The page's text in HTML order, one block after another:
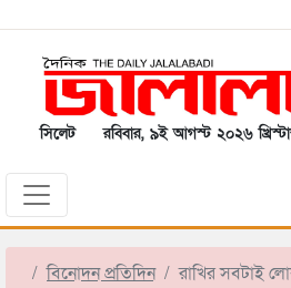
সিলেট রবিবার, ৯ই আগস্ট ২০২৬
বিনোদন প্রতিদিন রাখির সবটাই